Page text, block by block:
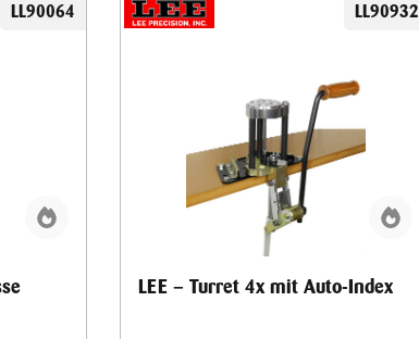
LL90064 LL90932
LEE – Turret 4x mit Auto-Index